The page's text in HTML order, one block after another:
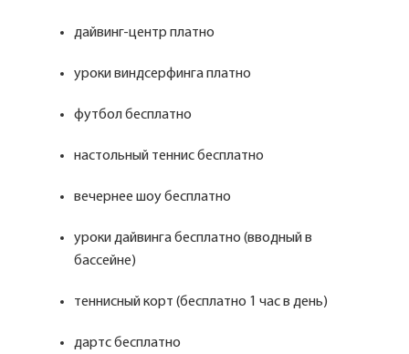
дайвинг-центр платно
уроки виндсерфинга платно
футбол бесплатно
настольный теннис бесплатно
вечернее шоу бесплатно
уроки дайвинга бесплатно (вводный в
бассейне)
теннисный корт (бесплатно 1 час в день)
дартс бесплатно